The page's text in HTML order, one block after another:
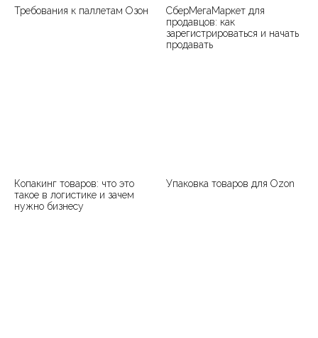
Требования к паллетам Озон
СберМегаМаркет для
продавцов: как
зарегистрироваться и начать
продавать
Копакинг товаров: что это
такое в логистике и зачем
нужно бизнесу
Упаковка товаров для Ozon